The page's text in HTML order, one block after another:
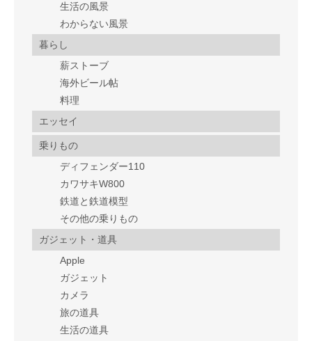
生活の風景
わからない風景
暮らし
薪ストーブ
海外ビール帖
料理
エッセイ
乗りもの
ディフェンダー110
カワサキW800
鉄道と鉄道模型
その他の乗りもの
ガジェット・道具
Apple
ガジェット
カメラ
旅の道具
生活の道具